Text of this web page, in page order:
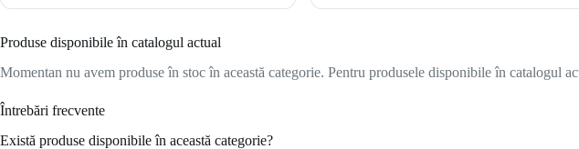
Produse disponibile în catalogul actual
Momentan nu avem produse în stoc în această categorie. Pentru produsele disponibile în catalogul
Întrebări frecvente
Există produse disponibile în această categorie?